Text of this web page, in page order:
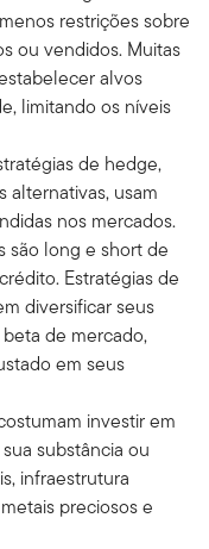
restrições sobre
ou vendidos. Muitas
alvos
limitando os níveis
de hedge,
alternativas, usam
nos mercados.
são long e short de
Estratégias de
diversificar seus
de mercado,
em seus
investir em
substância ou
infraestrutura
preciosos e